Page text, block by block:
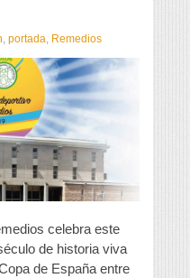
, portada, Remedios
celebra este
de historia viva
de España entre